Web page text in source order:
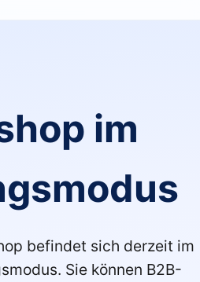
im
befindet sich derzeit im
Sie können B2B-